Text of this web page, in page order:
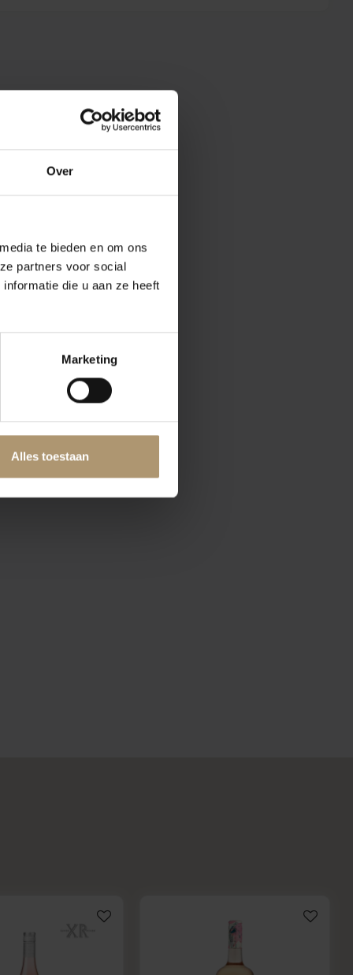
Over
te bieden en om ons
partners voor social
die u aan ze heeft
Marketing
Alles toestaan